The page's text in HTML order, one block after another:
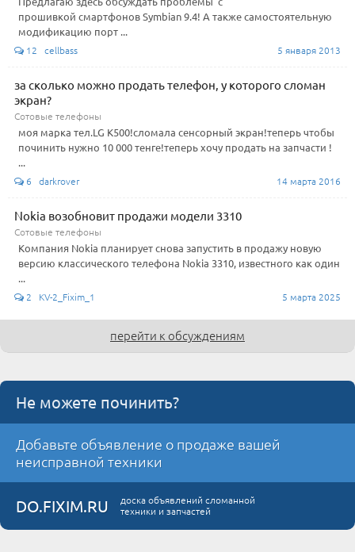
прошивкой смартфонов Symbian 9.4! А также самостоятельную
модификацию порт ...
12 cellbass 5 января 2013
за сколько можно продать телефон, у которого сломан
экран?
Сотовые телефоны
моя марка тел.LG K500!сломала сенсорный экран!теперь чтобы
починить нужно 10 000 тенге!теперь хочу продать на запчасти !
...
6 darkrover 14 марта 2016
Nokia возобновит продажи модели 3310
Сотовые телефоны
Компания Nokia планирует снова запустить в продажу новую
версию классического телефона Nokia 3310, известного как один
...
2 KV-2_Fixim_1 5 марта 2025
перейти к обсуждениям
Не можете починить?
Добавьте объявление о продаже вашей
неисправной техники
DO.FIXIM.RU
доска объявлений сломанной
техники и запчастей